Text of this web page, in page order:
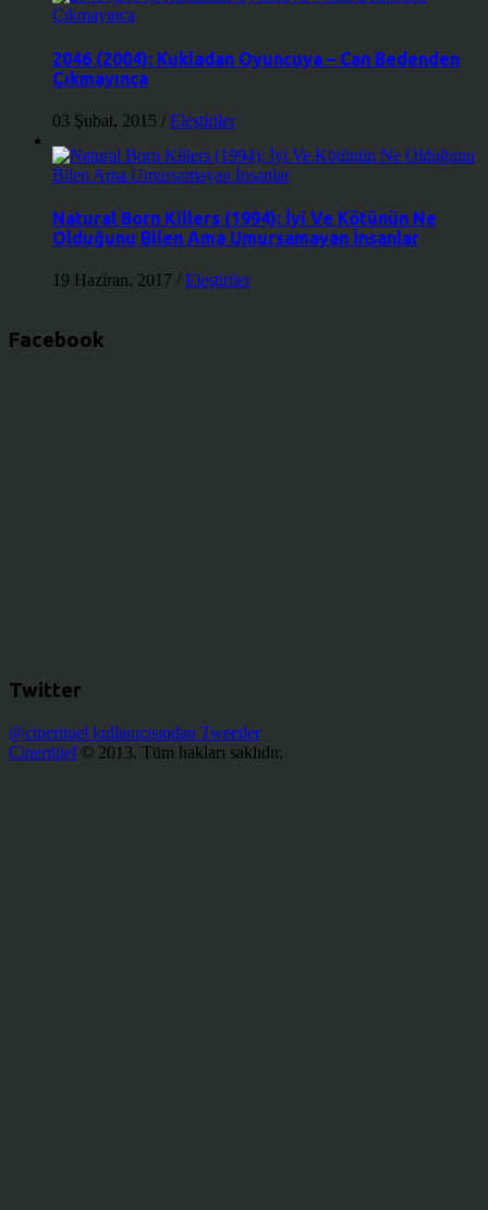
2046 (2004): Kukladan Oyuncuya – Can Bedenden
Çıkmayınca
03 Şubat, 2015 / Eleştiriler
Natural Born Killers (1994): İyi Ve Kötünün Ne
Olduğunu Bilen Ama Umursamayan İnsanlar
19 Haziran, 2017 / Eleştiriler
Facebook
Twitter
@cinerituel kullanıcısından Tweetler
Cineritüel © 2013. Tüm hakları saklıdır.